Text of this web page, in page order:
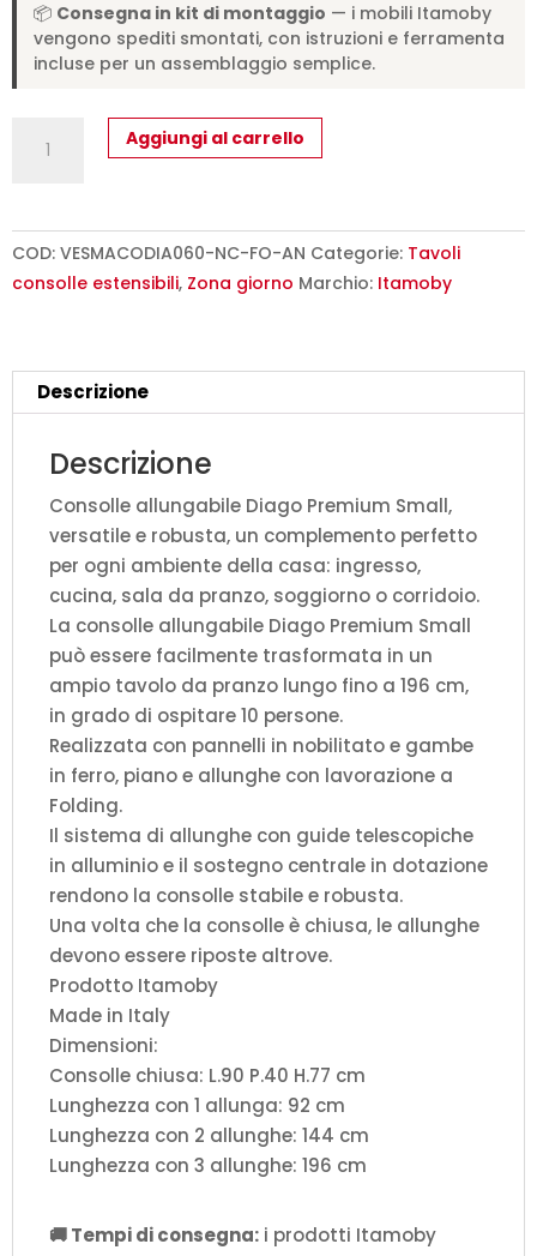
📦 Consegna in kit di montaggio — i mobili Itamoby
vengono spediti smontati, con istruzioni e ferramenta
incluse per un assemblaggio semplice.
allungabile
Diago
Small
quantità
Aggiungi al carrello
COD: VESMACODIA060-NC-FO-AN Categorie: Tavoli
consolle estensibili, Zona giorno Marchio: Itamoby
Descrizione
Descrizione
Consolle allungabile Diago Premium Small,
versatile e robusta, un complemento perfetto
per ogni ambiente della casa: ingresso,
cucina, sala da pranzo, soggiorno o corridoio.
La consolle allungabile Diago Premium Small
può essere facilmente trasformata in un
ampio tavolo da pranzo lungo fino a 196 cm,
in grado di ospitare 10 persone.
Realizzata con pannelli in nobilitato e gambe
in ferro, piano e allunghe con lavorazione a
Folding.
Il sistema di allunghe con guide telescopiche
in alluminio e il sostegno centrale in dotazione
rendono la consolle stabile e robusta.
Una volta che la consolle è chiusa, le allunghe
devono essere riposte altrove.
Prodotto Itamoby
Made in Italy
Dimensioni:
Consolle chiusa: L.90 P.40 H.77 cm
Lunghezza con 1 allunga: 92 cm
Lunghezza con 2 allunghe: 144 cm
Lunghezza con 3 allunghe: 196 cm
🚚 Tempi di consegna: i prodotti Itamoby